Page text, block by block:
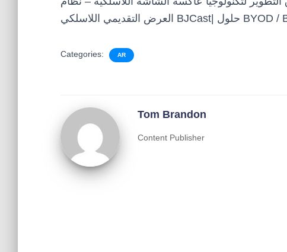
Categories: AR
Tom Brandon
Content Publisher